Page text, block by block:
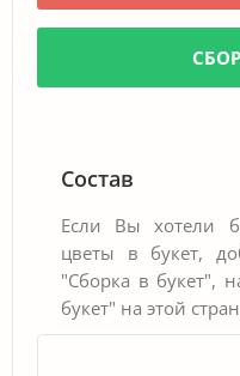
Состав
Если Вы хотели
цветы в букет,
"Сборка в букет",
букет" на этой